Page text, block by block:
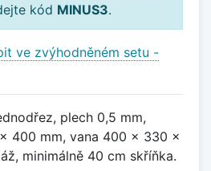
kód MINUS3.
ve zvýhodněném setu -
plech 0,5 mm,
400 mm, vana 400 x 330 x
minimálně 40 cm skříňka.